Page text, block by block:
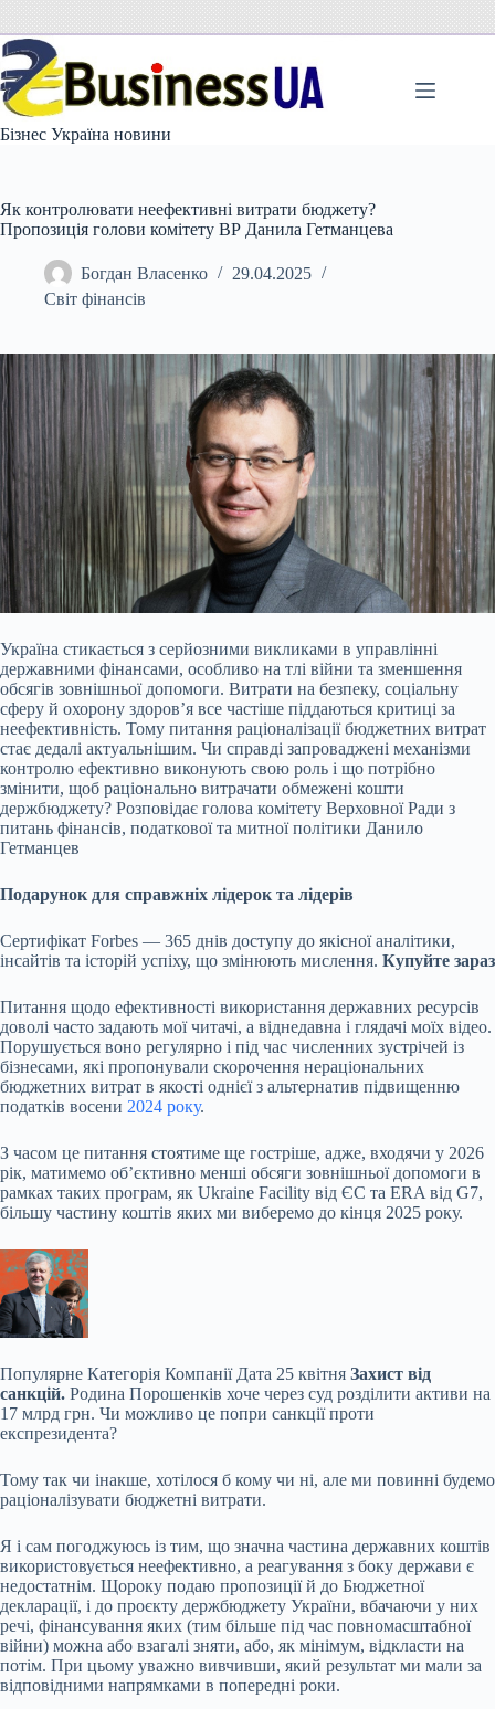
вмісту
Бізнес Україна новини
Як контролювати неефективні витрати бюджету?
Пропозиція голови комітету ВР Данила Гетманцева
Богдан Власенко
29.04.2025
Світ фінансів
Україна стикається з серйозними викликами в управлінні
державними фінансами, особливо на тлі війни та зменшення
обсягів зовнішньої допомоги. Витрати на безпеку, соціальну
сферу й охорону здоров’я все частіше піддаються критиці за
неефективність. Тому питання раціоналізації бюджетних витрат
стає дедалі актуальнішим. Чи справді запроваджені механізми
контролю ефективно виконують свою роль і що потрібно
змінити, щоб раціонально витрачати обмежені кошти
держбюджету? Розповідає голова комітету Верховної Ради з
питань фінансів, податкової та митної політики Данило
Гетманцев
Подарунок для справжніх лідерок та лідерів
Сертифікат Forbes — 365 днів доступу до якісної аналітики,
інсайтів та історій успіху, що змінюють мислення. Купуйте зараз
Питання щодо ефективності використання державних ресурсів
доволі часто задають мої читачі, а віднедавна і глядачі моїх відео.
Порушується воно регулярно і під час численних зустрічей із
бізнесами, які пропонували скорочення нераціональних
бюджетних витрат в якості однієї з альтернатив підвищенню
податків восени 2024 року.
З часом це питання стоятиме ще гостріше, адже, входячи у 2026
рік, матимемо об’єктивно менші обсяги зовнішньої допомоги в
рамках таких програм, як Ukraine Facility від ЄС та ERA від G7,
більшу частину коштів яких ми виберемо до кінця 2025 року.
Популярне Категорія Компанії Дата 25 квітня Захист від
санкцій. Родина Порошенків хоче через суд розділити активи на
17 млрд грн. Чи можливо це попри санкції проти
експрезидента?
Тому так чи інакше, хотілося б кому чи ні, але ми повинні будемо
раціоналізувати бюджетні витрати.
Я і сам погоджуюсь із тим, що значна частина державних коштів
використовується неефективно, а реагування з боку держави є
недостатнім. Щороку подаю пропозиції й до Бюджетної
декларації, і до проєкту держбюджету України, вбачаючи у них
речі, фінансування яких (тим більше під час повномасштабної
війни) можна або взагалі зняти, або, як мінімум, відкласти на
потім. При цьому уважно вивчивши, який результат ми мали за
відповідними напрямками в попередні роки.